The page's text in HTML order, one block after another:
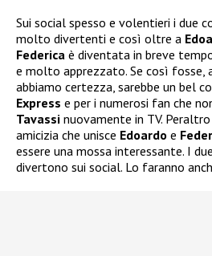
Sui social spesso e volentieri i due
molto divertenti e così oltre a
Federica è diventata in breve
e molto apprezzato. Se così fosse,
abbiamo certezza, sarebbe un bel
Express e per i numerosi fan che
Tavassi nuovamente in TV.
amicizia che unisce Edoardo e
essere una mossa interessante. I
divertono sui social. Lo faranno